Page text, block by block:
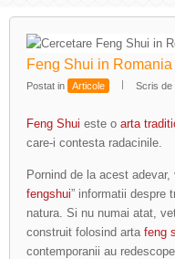
Feng Shui in Romania
Postat in Articole Scris de
Feng Shui este o arta
care-i contesta radacinile.
Pornind de la acest
fengshui” informatii despre
natura. Si nu numai atat,
construit folosind arta feng
contemporanii au